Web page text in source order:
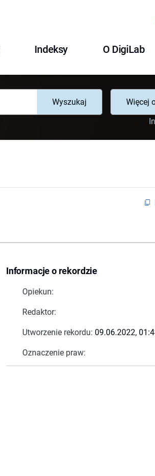
Indeksy O DigiLab
Wyszukaj
Więcej
Informacje o rekordzie
Opiekun:
Redaktor:
Utworzenie rekordu: 09.06.2022,
Oznaczenie praw: